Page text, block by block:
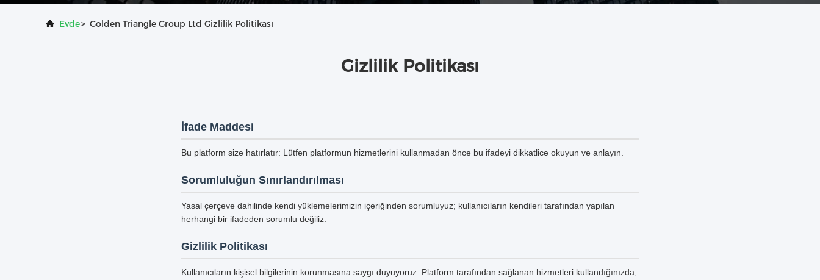
Evde> Golden Triangle Group Ltd Gizlilik Politikası
Gizlilik Politikası
İfade Maddesi
Bu platform size hatırlatır: Lütfen platformun hizmetlerini kullanmadan önce bu ifadeyi dikkatlice okuyun ve anlayın.
Sorumluluğun Sınırlandırılması
Yasal çerçeve dahilinde kendi yüklemelerimizin içeriğinden sorumluyuz; kullanıcıların kendileri tarafından yapılan
herhangi bir ifadeden sorumlu değiliz.
Gizlilik Politikası
Kullanıcıların kişisel bilgilerinin korunmasına saygı duyuyoruz. Platform tarafından sağlanan hizmetleri kullandığınızda,